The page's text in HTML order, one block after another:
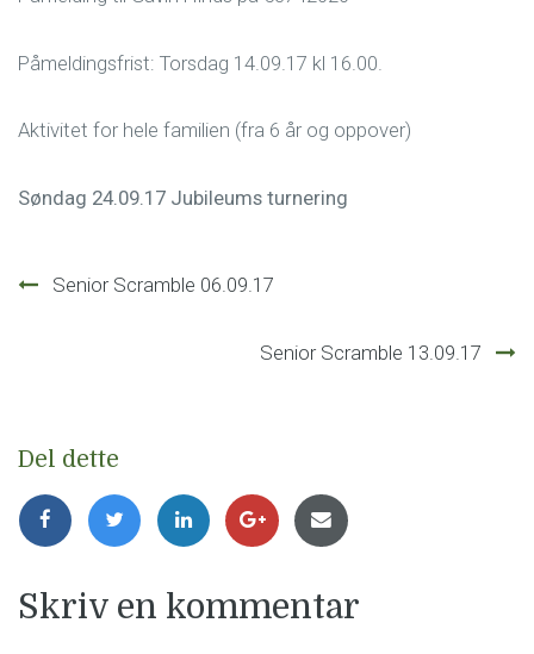
Påmeldingsfrist: Torsdag 14.09.17 kl 16.00.
Aktivitet for hele familien (fra 6 år og oppover)
Søndag 24.09.17 Jubileums turnering
Innleggsnavigasjon
Senior Scramble 06.09.17
Senior Scramble 13.09.17
Del dette
Skriv en kommentar